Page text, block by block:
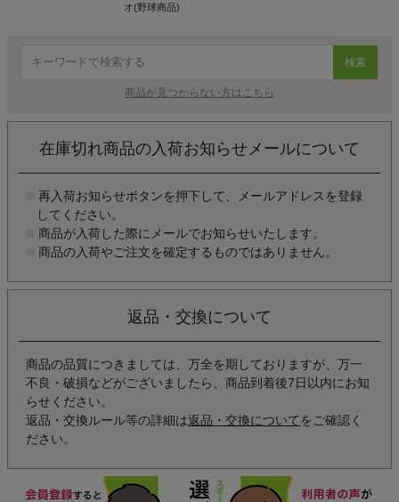
オ(野球商品)
検索
商品が見つからない方はこちら
在庫切れ商品の入荷お知らせメールについて
再入荷お知らせボタンを押下して、メールアドレスを登録
してください。
商品が入荷した際にメールでお知らせいたします。
商品の入荷やご注文を確定するものではありません。
返品・交換について
商品の品質につきましては、万全を期しておりますが、万一
不良・破損などがございましたら、商品到着後7日以内にお知
らせください。
返品・交換ルール等の詳細は返品・交換について をご確認く
ださい。